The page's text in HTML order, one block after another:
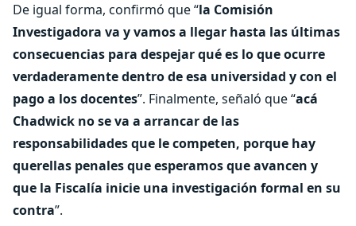
De igual forma, confirmó que “la Comisión
Investigadora va y vamos a llegar hasta las últimas
consecuencias para despejar qué es lo que ocurre
verdaderamente dentro de esa universidad y con el
pago a los docentes”. Finalmente, señaló que “acá
Chadwick no se va a arrancar de las
responsabilidades que le competen, porque hay
querellas penales que esperamos que avancen y
que la Fiscalía inicie una investigación formal en su
contra”.